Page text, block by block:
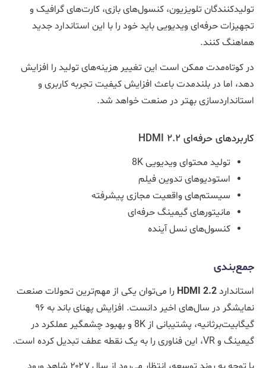
تولیدکنندگان تلویزیون، کنسول‌های بازی، کارت‌های گرافیک و
تجهیزات حرفه‌ای ویدیویی باید خود را با این استاندارد جدید
هماهنگ کنند.
در کوتاه‌مدت ممکن است این تغییر هزینه‌های تولید را افزایش
دهد، اما در بلندمدت باعث افزایش کیفیت تجربه کاربری و
استانداردسازی بهتر در صنعت خواهد شد.
کاربردهای حرفه‌ای HDMI 2.2
تولید محتوای ویدیویی 8K
استودیوهای تدوین فیلم
سیستم‌های واقعیت مجازی پیشرفته
مانیتورهای گیمینگ حرفه‌ای
کنسول‌های نسل آینده
جمع‌بندی
استانداردHDMI 2.2 را می‌توان یکی از مهم‌ترین تحولات صنعت
نمایشگر در سال‌های اخیر دانست. افزایش پهنای باند به ۹۶
گیگابیت‌برثانیه، پشتیبانی از 8K و بهبود چشمگیر عملکرد در
گیمینگ و VR، این فناوری را به یک نقطه عطف تبدیل کرده است.